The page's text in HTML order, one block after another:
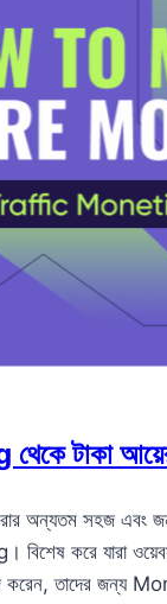
টাকা
অন্যতম সহজ এবং
করে যারা
করেন, তাদের জন্য